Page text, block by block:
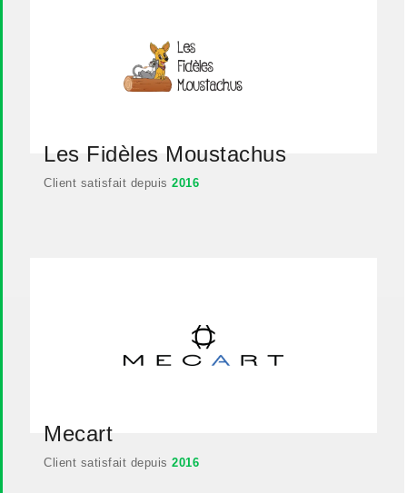
Les Fidèles Moustachus
Client satisfait depuis 2016
Mecart
Client satisfait depuis 2016